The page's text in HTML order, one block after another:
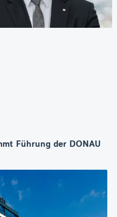
Führung der DONAU